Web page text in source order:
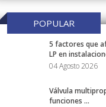
POPULAR
5 factores que
LP en
04 Agosto 2026
Válvula
funciones ...